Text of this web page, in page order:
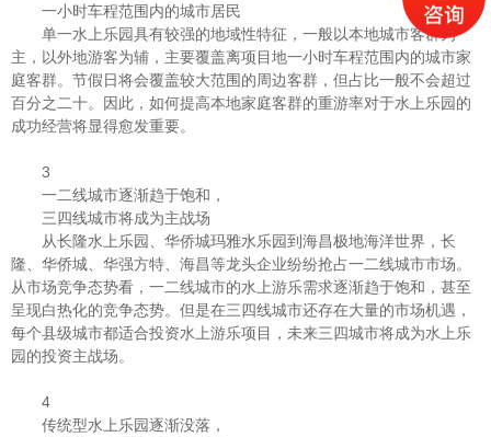
一小时车程范围内的城市居民
单一水上乐园具有较强的地域性特征，一般以本地城市客群为
主，以外地游客为辅，主要覆盖离项目地一小时车程范围内的城市家
庭客群。节假日将会覆盖较大范围的周边客群，但占比一般不会超过
百分之二十。因此，如何提高本地家庭客群的重游率对于水上乐园的
成功经营将显得愈发重要。
3
一二线城市逐渐趋于饱和，
三四线城市将成为主战场
从长隆水上乐园、华侨城玛雅水乐园到海昌极地海洋世界，长
隆、华侨城、华强方特、海昌等龙头企业纷纷抢占一二线城市市场。
从市场竞争态势看，一二线城市的水上游乐需求逐渐趋于饱和，甚至
呈现白热化的竞争态势。但是在三四线城市还存在大量的市场机遇，
每个县级城市都适合投资水上游乐项目，未来三四城市将成为水上乐
园的投资主战场。
4
传统型水上乐园逐渐没落，